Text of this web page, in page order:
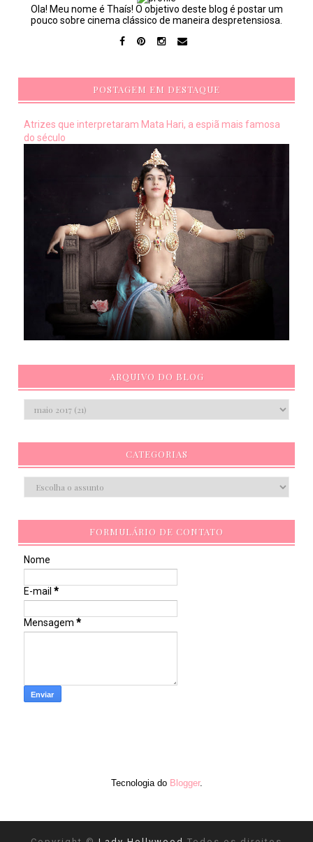
Ola! Meu nome é Thaís! O objetivo deste blog é postar um
pouco sobre cinema clássico de maneira despretensiosa.
POSTAGEM EM DESTAQUE
Atrizes que interpretaram Mata Hari, a espiã mais famosa
do século
ARQUIVO DO BLOG
CATEGORIAS
FORMULÁRIO DE CONTATO
Nome
E-mail *
Mensagem *
Tecnologia do Blogger.